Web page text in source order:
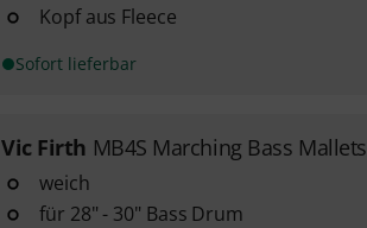
Kopf aus Fleece
Sofort lieferbar
Vic Firth MB4S Marching Bass Mallets
weich
für 28" - 30" Bass Drum